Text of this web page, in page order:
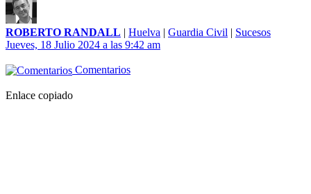
ROBERTO RANDALL | Huelva | Guardia Civil | Sucesos
Jueves, 18 Julio 2024 a las 9:42 am
Comentarios
Enlace copiado